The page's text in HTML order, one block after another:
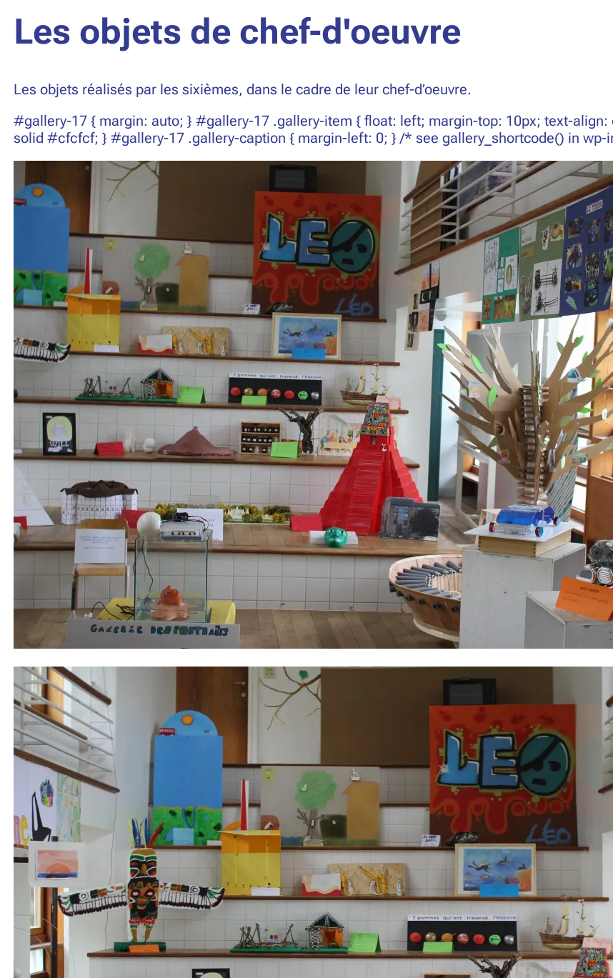
Les objets de chef-d'oeuvre
Les objets réalisés par les sixièmes, dans le cadre de leur chef-d’oeuvre.
#gallery-17 { margin: auto; } #gallery-17 .gallery-item { float: left; margin-top: 10px; text-
solid #cfcfcf; } #gallery-17 .gallery-caption { margin-left: 0; } /* see gallery_shortcode() in wp-